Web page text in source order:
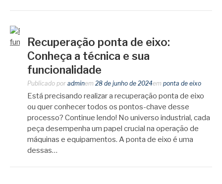
Recuperação ponta de eixo:
Conheça a técnica e sua
funcionalidade
Publicado por adminem 28 de junho de 2024em ponta de eixo
Está precisando realizar a recuperação ponta de eixo
ou quer conhecer todos os pontos-chave desse
processo? Continue lendo! No universo industrial, cada
peça desempenha um papel crucial na operação de
máquinas e equipamentos. A ponta de eixo é uma
dessas…